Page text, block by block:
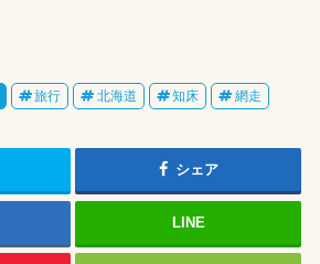
旅行 北海道 知床 網走
シェア
LINE